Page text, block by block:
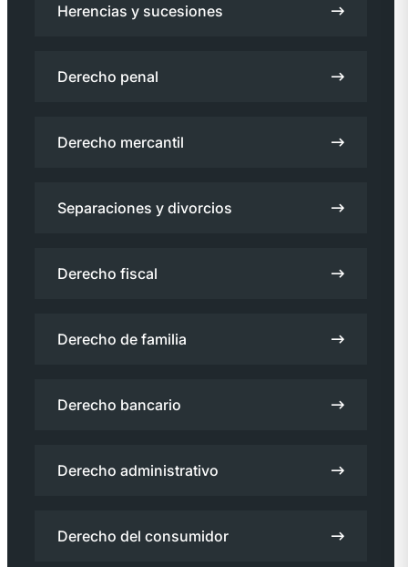
Herencias y sucesiones
Derecho penal
Derecho mercantil
Separaciones y divorcios
Derecho fiscal
Derecho de familia
Derecho bancario
Derecho administrativo
Derecho del consumidor